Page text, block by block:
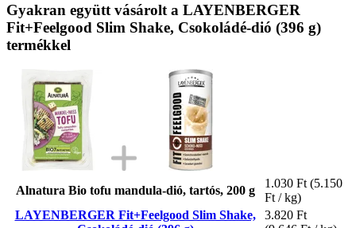
Gyakran együtt vásárolt a LAYENBERGER
Fit+Feelgood Slim Shake, Csokoládé-dió (396 g)
termékkel
Alnatura Bio tofu mandula-dió, tartós, 200 g
1.030 Ft (5.150
Ft / kg)
LAYENBERGER Fit+Feelgood Slim Shake,
3.820 Ft